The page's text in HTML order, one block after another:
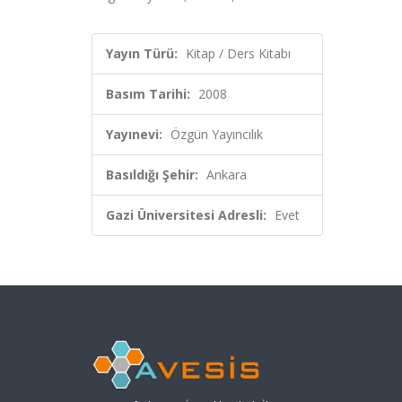
Yayın Türü: Kitap / Ders Kitabı
Basım Tarihi: 2008
Yayınevi: Özgün Yayıncılık
Basıldığı Şehir: Ankara
Gazi Üniversitesi Adresli: Evet